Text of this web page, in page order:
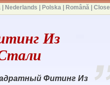
Из
Фитинг Из
| Nederlands Polska| Română| Close